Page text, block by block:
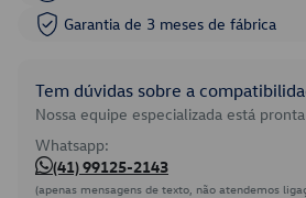
Garantia de 3 meses de fábrica
Tem dúvidas sobre a
Nossa equipe especializada está
Whatsapp:
(41) 99125-2143
(apenas mensagens de texto, não atendemos